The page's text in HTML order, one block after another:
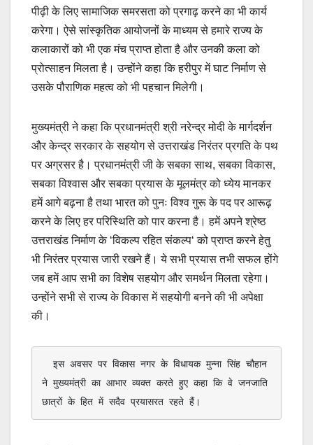
पीढ़ी के लिए सामाजिक समरसता को प्रगाढ़ करने का भी कार्य
करेगा। ऐसे सांस्कृतिक आयोजनों के माध्यम से हमारे राज्य के
कलाकारों को भी एक मंच प्राप्त होता है और उनकी कला को
प्रोत्साहन मिलता है। उन्होंने कहा कि हरीपुर में घाट निर्माण से
उसके पौराणिक महत्व को भी पहचान मिलेगी।
मुख्यमंत्री ने कहा कि प्रधानमंत्री श्री नरेन्द्र मोदी के मार्गदर्शन
और केन्द्र सरकार के सहयोग से उत्तराखंड निरंतर प्रगति के पथ
पर अग्रसर है। प्रधानमंत्री जी के सबका साथ, सबका विकास,
सबका विश्वास और सबका प्रयास के मूलमंत्र को ध्येय मानकर
हमें आगे बढ़ना है तथा भारत को पुनः विश्व गुरू के पद पर आरूढ़
करने के लिए हर परिस्थिति को पार करना है। हमें अपने श्रेष्ठ
उत्तराखंड निर्माण के ‘विकल्प रहित संकल्प‘ को प्राप्त करने हेतु
भी निरंतर प्रयास जारी रखने हैं। ये सभी प्रयास तभी सफल होंगे
जब हमें आप सभी का विशेष सहयोग और समर्थन मिलता रहेगा।
उन्होंने सभी से राज्य के विकास में सहयोगी बनने की भी अपेक्षा
की।
ने मुख्यमंत्री का आभार व्यक्त करते हुए कहा कि वे जनजाति
छात्रों के हित में सदैव प्रयासरत रहते हैं।